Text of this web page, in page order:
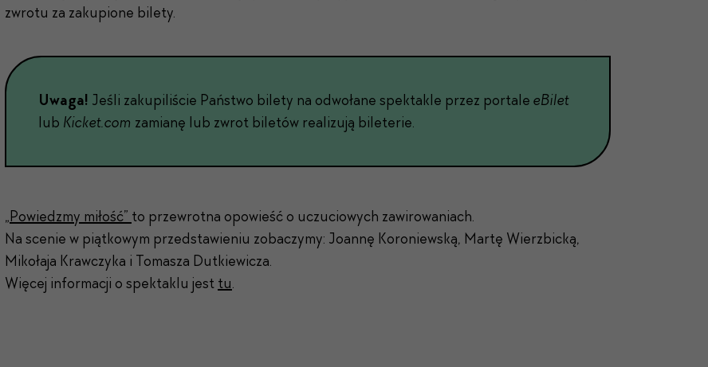
zwrotu za zakupione bilety.
Uwa­ga! Jeśli zakupil­iś­cie Państ­wo bile­ty na odwołane spek­tak­le przez por­tale eBilet
lub Kicket.com zami­anę lub zwrot biletów real­izu­ją bile­terie.
„Powiedzmy miłość” to przewrotna opowieść o uczuciowych zawirowaniach.
Na scenie w piątkowym przedstawieniu zobaczymy: Joannę Koroniewską, Martę Wierzbicką,
Mikołaja Krawczyka i Tomasza Dutkiewicza.
Więcej informacji o spektaklu jest tu.